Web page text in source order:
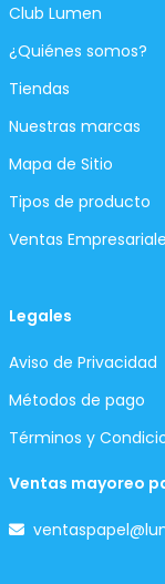
Club Lumen
¿Quiénes somos?
Tiendas
Nuestras marcas
Mapa de Sitio
Tipos de producto
Ventas
Legales
Aviso de Privacidad
Métodos de pago
Términos y
Ventas mayoreo